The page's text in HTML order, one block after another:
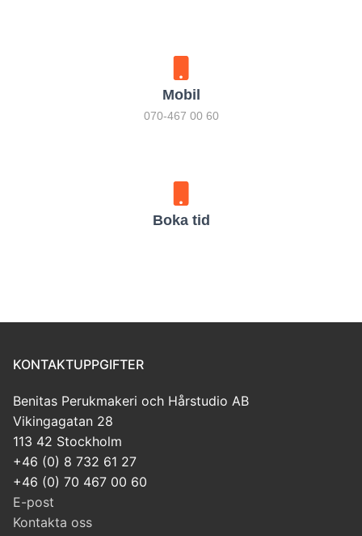
Mobil
070-467 00 60
Boka tid
KONTAKTUPPGIFTER
Benitas Perukmakeri och Hårstudio AB
Vikingagatan 28
113 42 Stockholm
+46 (0) 8 732 61 27
+46 (0) 70 467 00 60
E-post
Kontakta oss